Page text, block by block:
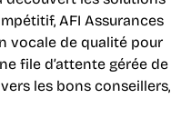
AFI Assurances
vocale de qualité pour
file d’attente gérée de
les bons conseillers,